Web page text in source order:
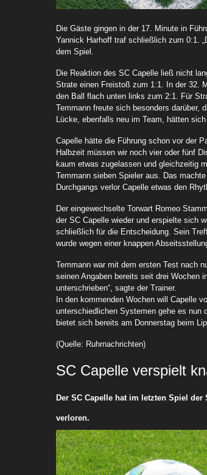
Die Gäste gingen in der 17. Minute in
Yannick Harhoff traf schließlich zum 0:1.
dem Spiel.
Die Reaktion des SC Capelle ließ nicht
Strate einen Freistoß zum 1:1. In der 32.
den Ball flach unten links zum 2:1. Für
Temmann freute sich besonders darüber,
Lücke, ebenfalls neu im Team, hätten
Capelle hätte die Führung schon vor der
Halbzeit müssen wir noch vier oder fünf
kaum etwas zugelassen und gleichzeitig
Temmann sieben Spieler aus. Das
Durchgangs verlor Capelle etwas den
Der eingewechselte Torwart Romeo
der SC Capelle wieder und erspielte sich
schließlich für die Entscheidung. Sein
wurde wegen einer knappen
Temmann war mit dem ersten Test nach
seinen Angaben bereits seit drei Wochen
unterschrieben“, sagte der Trainer.
In den kommenden Wochen will Capelle
unterschiedlichen Systemen gehe es nun
bietet sich bereits am Donnerstag beim
(Quelle: Ruhrnachrichten)
SC Capelle verspielt
Der SC Capelle hat im letzten Spiel
verloren.